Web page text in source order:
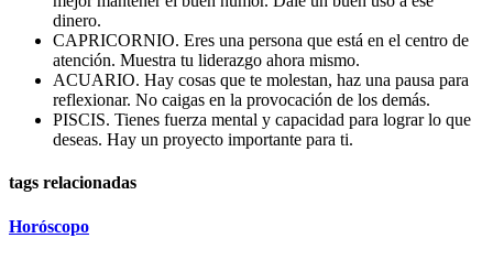
dinero.
CAPRICORNIO. Eres una persona que está en el centro de
atención. Muestra tu liderazgo ahora mismo.
ACUARIO. Hay cosas que te molestan, haz una pausa para
reflexionar. No caigas en la provocación de los demás.
PISCIS. Tienes fuerza mental y capacidad para lograr lo que
deseas. Hay un proyecto importante para ti.
tags relacionadas
Horóscopo